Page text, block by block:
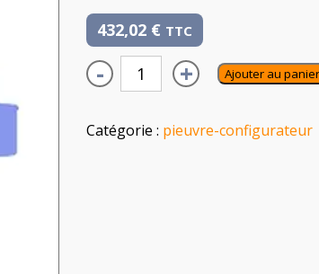
432,02 € TTC
- + Ajouter au panier
Catégorie : pieuvre-configurateur